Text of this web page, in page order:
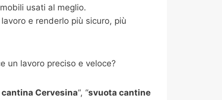
usati al meglio.
e renderlo più sicuro, più
un lavoro preciso e veloce?
Cervesina“, “svuota cantine